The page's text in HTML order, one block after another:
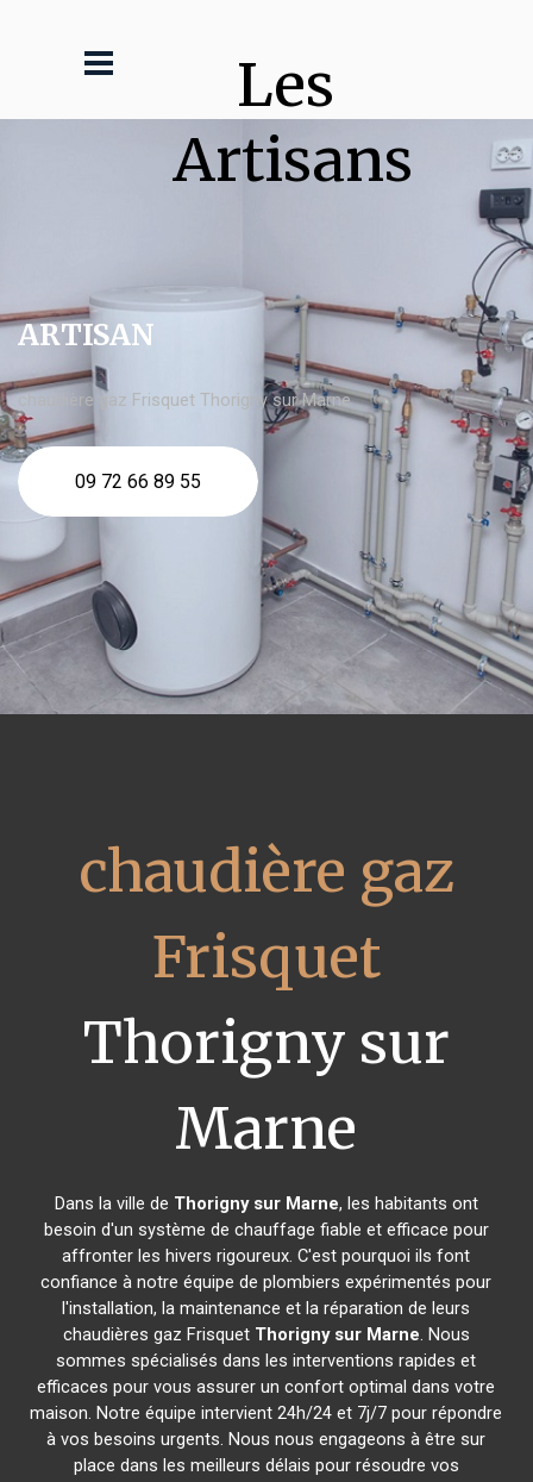
Les
Artisans
ARTISAN
chaudière gaz Frisquet Thorigny sur Marne
09 72 66 89 55
chaudière gaz
Frisquet
Thorigny sur
Marne
Dans la ville de Thorigny sur Marne, les habitants ont
besoin d'un système de chauffage fiable et efficace pour
affronter les hivers rigoureux. C'est pourquoi ils font
confiance à notre équipe de plombiers expérimentés pour
l'installation, la maintenance et la réparation de leurs
chaudières gaz Frisquet Thorigny sur Marne. Nous
sommes spécialisés dans les interventions rapides et
efficaces pour vous assurer un confort optimal dans votre
maison. Notre équipe intervient 24h/24 et 7j/7 pour répondre
à vos besoins urgents. Nous nous engageons à être sur
place dans les meilleurs délais pour résoudre vos